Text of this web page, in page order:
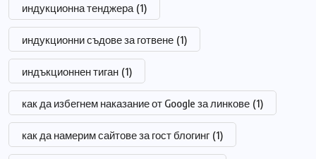
индукционна тенджера (1)
индукционни съдове за готвене (1)
индъкционнен тиган (1)
как да избегнем наказание от Google за линкове (1)
как да намерим сайтове за гост блогинг (1)